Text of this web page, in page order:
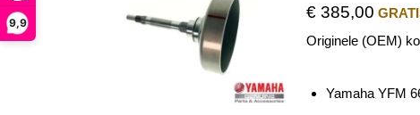
9,9
€ 385,00
Originele (OEM)
Yamaha YFM